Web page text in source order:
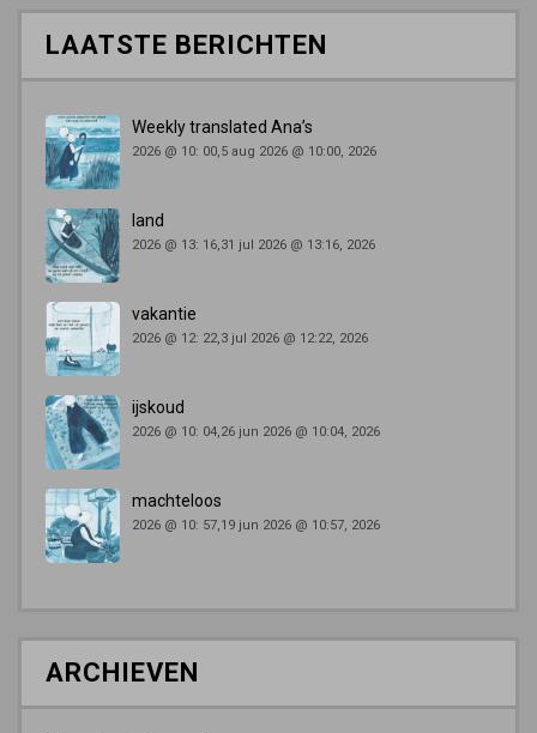
LAATSTE BERICHTEN
Weekly translated Ana’s
2026 @ 10: 00,5 aug 2026 @ 10:00, 2026
land
2026 @ 13: 16,31 jul 2026 @ 13:16, 2026
vakantie
2026 @ 12: 22,3 jul 2026 @ 12:22, 2026
ijskoud
2026 @ 10: 04,26 jun 2026 @ 10:04, 2026
machteloos
2026 @ 10: 57,19 jun 2026 @ 10:57, 2026
ARCHIEVEN